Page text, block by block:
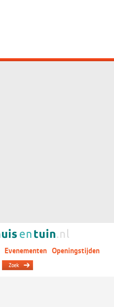
Evenementen Openingstijden